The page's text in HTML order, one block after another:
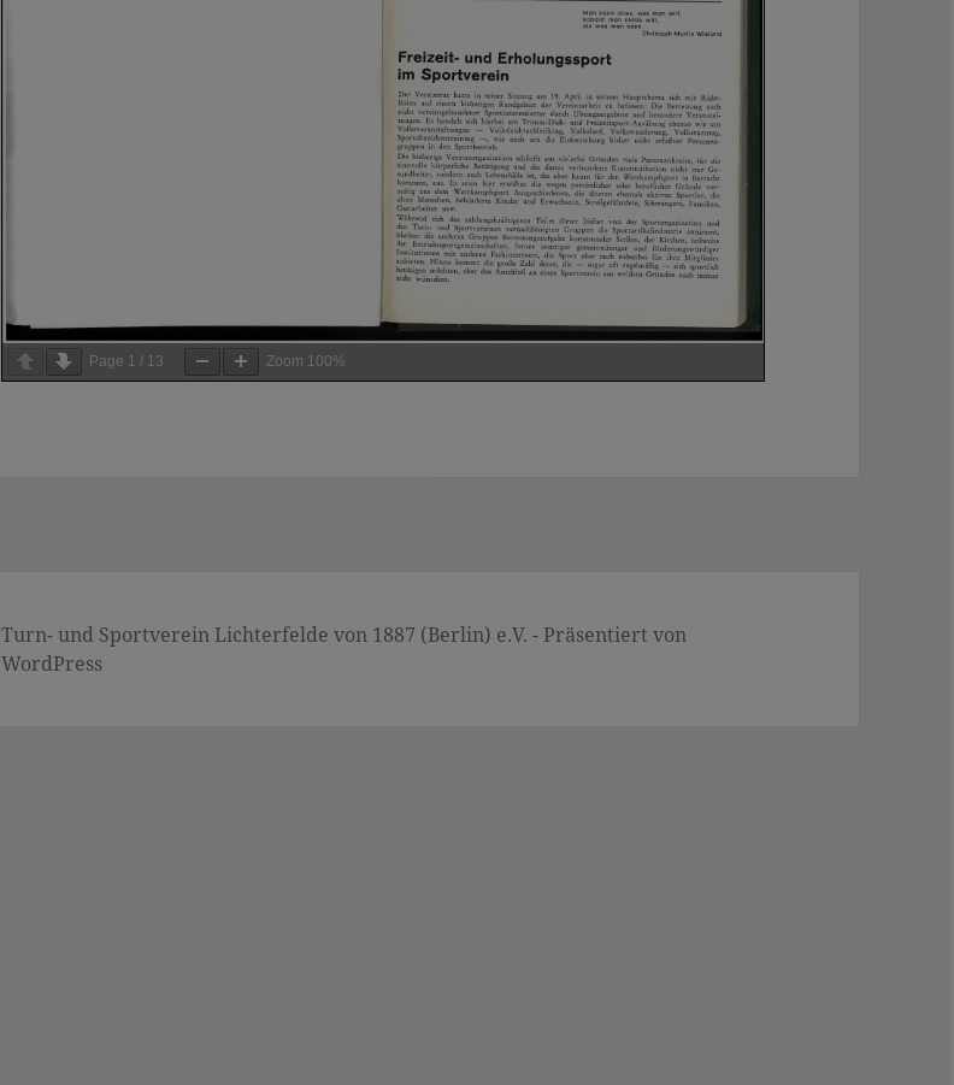
Page 1 / 13 Zoom 100%
Turn- und Sportverein Lichterfelde von 1887 (Berlin) e.V. - Präsentiert von
WordPress